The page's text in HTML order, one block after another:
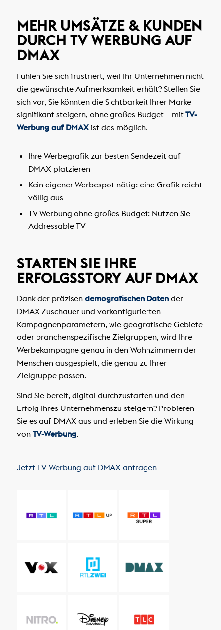
MEHR UMSÄTZE & KUNDEN
DURCH TV WERBUNG AUF
DMAX
Fühlen Sie sich frustriert, weil Ihr Unternehmen nicht
die gewünschte Aufmerksamkeit erhält? Stellen Sie
sich vor, Sie könnten die Sichtbarkeit Ihrer Marke
signifikant steigern, ohne großes Budget – mit TV-
Werbung auf DMAXist das möglich.
Ihre Werbegrafik zur besten Sendezeit auf
DMAX platzieren
Kein eigener Werbespot nötig: eine Grafik reicht
völlig aus
TV-Werbung ohne großes Budget: Nutzen Sie
Addressable TV
STARTEN SIE IHRE
ERFOLGSSTORY AUF DMAX
Dank der präzisen demografischen Datender
DMAX-Zuschauer und vorkonfigurierten
Kampagnenparametern, wie geografische Gebiete
oder branchenspezifische Zielgruppen, wird Ihre
Werbekampagne genau in den Wohnzimmern der
Menschen ausgespielt, die genau zu Ihrer
Zielgruppe passen.
Sind Sie bereit, digital durchzustarten und den
Erfolg Ihres Unternehmenszu steigern? Probieren
Sie es auf DMAX aus und erleben Sie die Wirkung
von TV-Werbung.
Jetzt TV Werbung auf DMAX anfragen